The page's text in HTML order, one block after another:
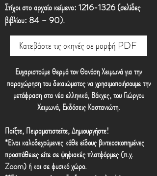
Στίχοι στο αρχαίο κείμενο: 1216-1326 (σελίδες
βιβλίου: 84 – 90).
Κατεβάστε τις σκηνές σε μορφή PDF
Ευχαριστούμε θερμά τον Θανάση Χειμωνά για την
παραχώρηση του δικαιώματος να χρησιμοποιήσουμε την
μετάφραση στα νέα ελληνικά, Βάκχες, του Γιώργου
Χειμωνά, Εκδόσεις Καστανιώτη.
Παίξτε, Πειραματιστείτε, Δημιουργήστε!
*Είναι καλοδεχούμενες κάθε είδους βιντεοσκοπημένες
προσπάθειες είτε σε ψηφιακές πλατφόρμες (π.χ.
Zoom) ή και σε φυσικό χώρο.